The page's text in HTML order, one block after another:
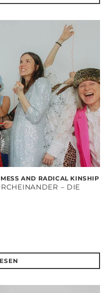
AND RADICAL KINSHIP
– DIE